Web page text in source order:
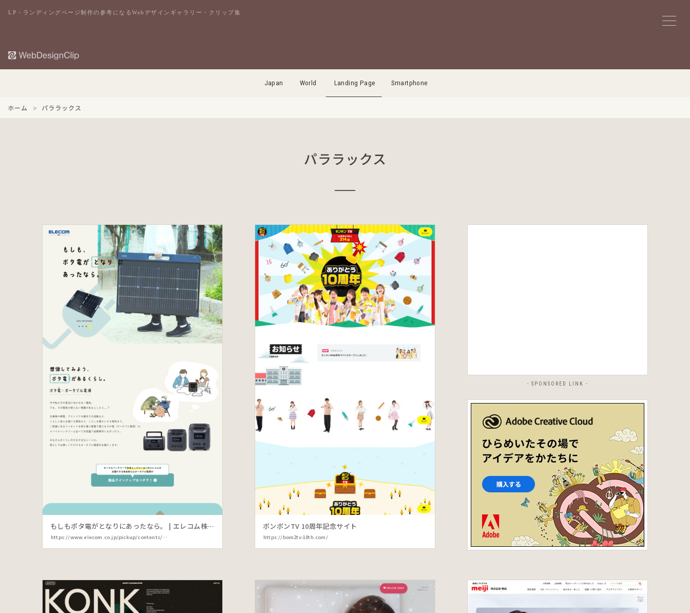
LP・ランディングページ制作の参考になるWebデザインギャラリー・クリップ集
Japan World Landing Page Smartphone
ホーム パララックス
パララックス
もしもポタ電がとなりにあったなら。 | エレコム株式会社
https://www.elecom.co.jp/pickup/contents/00110/
- SPONSORED LINK -
ボンボンTV 10周年記念サイト
https://bom2tv-10th.com/